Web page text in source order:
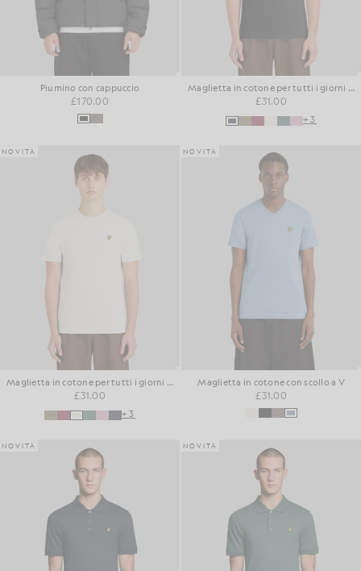
Piumino con cappuccio
£170.00
Maglietta in cotone per tutti i giorni con collo rotondo
£31.00
+3
NOVITÀ
Maglietta in cotone per tutti i giorni con collo rotondo
£31.00
+3
NOVITÀ
Maglietta in cotone con scollo a V
£31.00
NOVITÀ NOVITÀ